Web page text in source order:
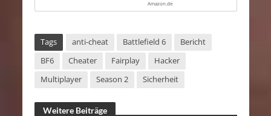
Amazon.de
Tags anti-cheat Battlefield 6
Bericht
BF6
Cheater Fairplay
Hacker
Multiplayer
Season 2 Sicherheit
Weitere Beiträge